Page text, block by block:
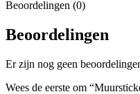
Beoordelingen (0)
Beoordelingen
Er zijn nog geen
Wees de eerste om